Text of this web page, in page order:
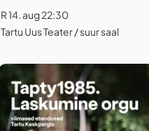
R 14. aug 22:30
Tartu Uus Teater / suur saal